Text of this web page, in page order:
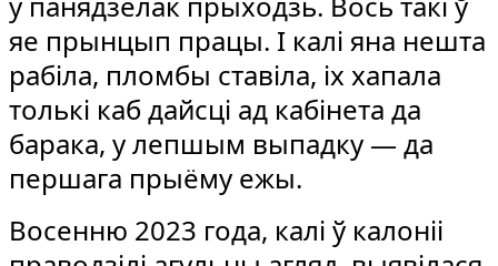
яе прынцып працы. І калі яна нешта
рабіла, пломбы ставіла, іх хапала
толькі каб дайсці ад кабінета да
барака, у лепшым выпадку — да
першага прыёму ежы.
Восенню 2023 года, калі ў калоніі